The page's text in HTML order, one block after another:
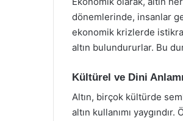
dönemlerinde, insanlar
ekonomik krizlerde
altın bulundururlar. Bu
Kültürel ve Dini Anlamı
Altın, birçok kültürde
altın kullanımı